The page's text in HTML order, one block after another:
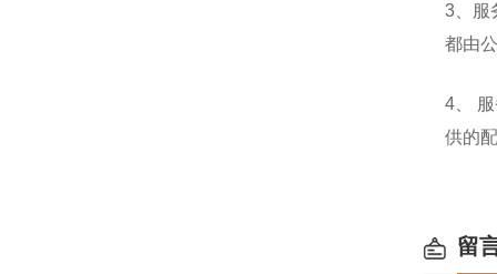
3、服
都由
4、
供的
留